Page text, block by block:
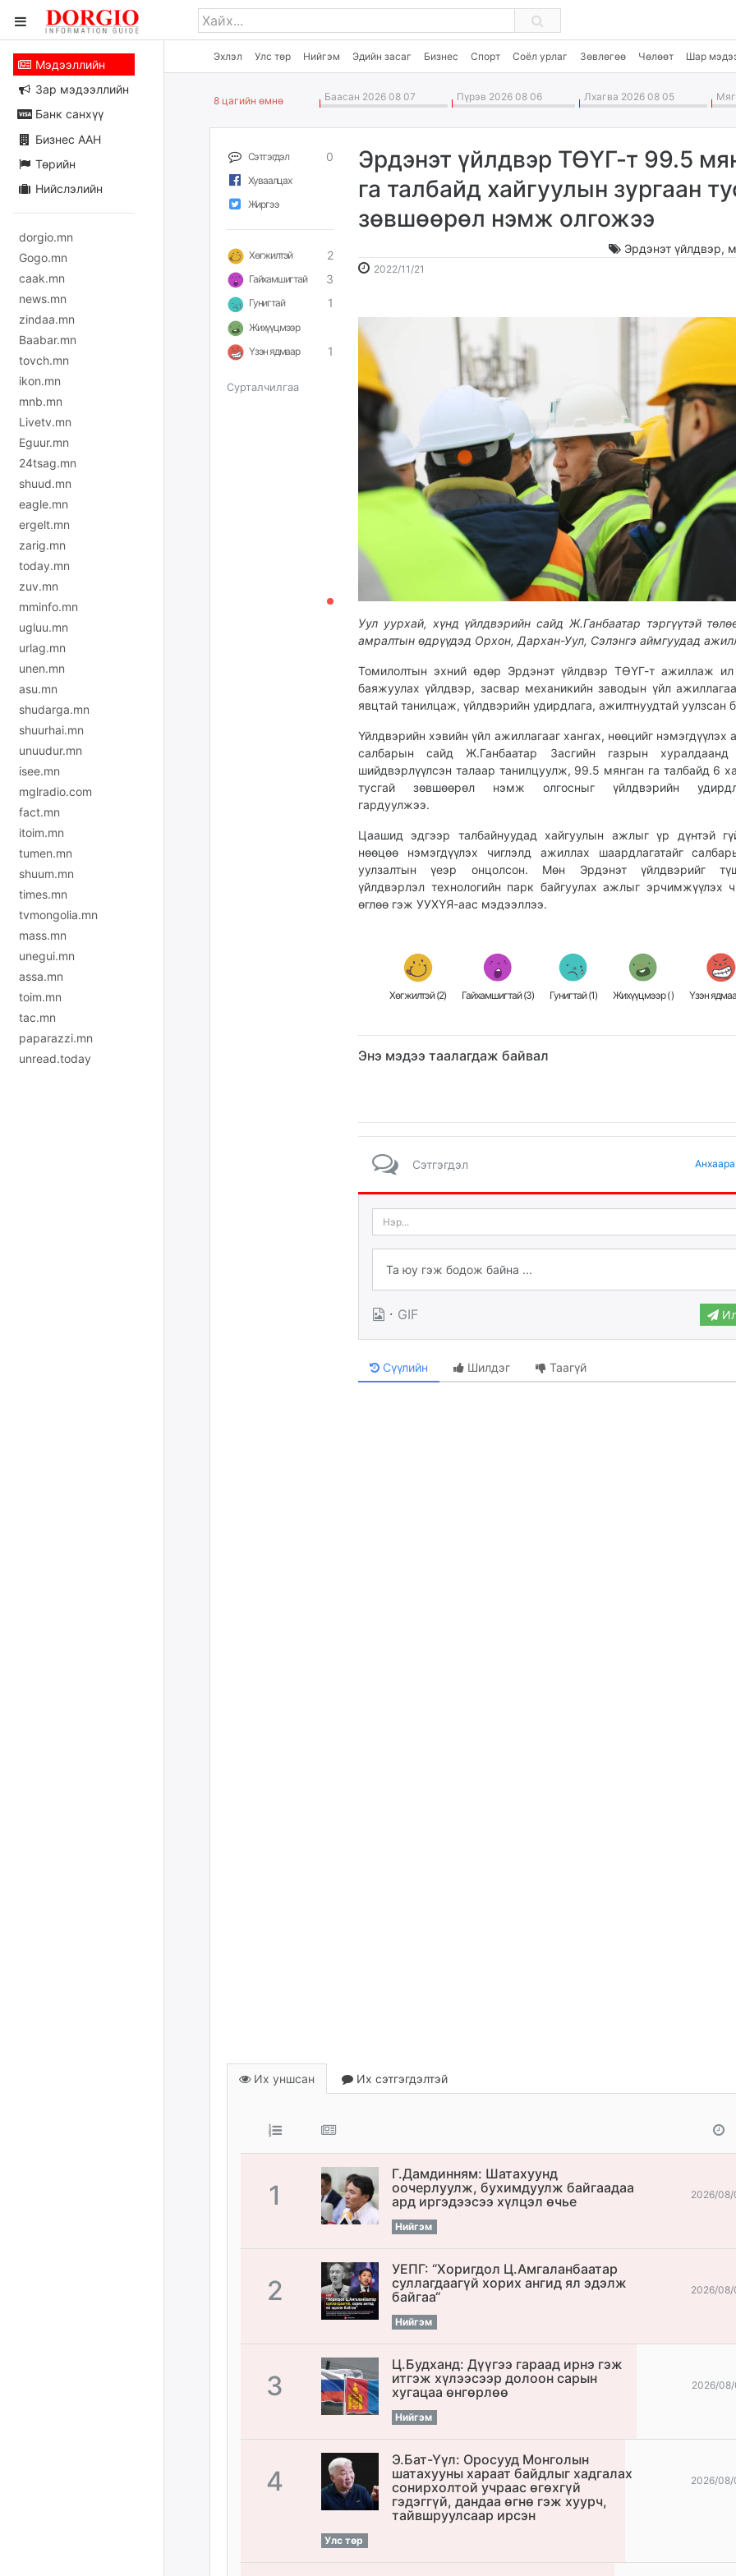
Эхлэл Улс төр Нийгэм Эдийн засаг Бизнес Спорт Соёл урлаг Зөвлөгөө Чөлөөт Шар
Мэдээллийн
Зар мэдээллийн
Банк санхүү
Бизнес ААН
Төрийн
Нийслэлийн
dorgio.mn
Gogo.mn
caak.mn
news.mn
zindaa.mn
Baabar.mn
tovch.mn
ikon.mn
mnb.mn
Livetv.mn
Eguur.mn
24tsag.mn
shuud.mn
eagle.mn
ergelt.mn
zarig.mn
today.mn
zuv.mn
mminfo.mn
ugluu.mn
urlag.mn
unen.mn
asu.mn
shudarga.mn
shuurhai.mn
unuudur.mn
isee.mn
mglradio.com
fact.mn
itoim.mn
tumen.mn
shuum.mn
times.mn
tvmongolia.mn
mass.mn
unegui.mn
assa.mn
toim.mn
tac.mn
paparazzi.mn
unread.today
8 цагийн өмнө Баасан 2026 08 07 Пүрэв 2026 08 06 Лхагва 2026 08 05
Сэтгэгдэл 0
Хуваалцах
Жиргээ
Хөгжилтэй 2
Гайхамшигтай 3
Гунигтай 1
Жихүүцмээр
Үзэн ядмаар
1
Сурталчилгаа
Эрдэнэт үйлдвэр ТӨҮГ-т 99.5
га талбайд хайгуулын зургаан
зөвшөөрөл нэмж олгожээ
Эрдэнэт үйлдвэр,
2022/11/21
11:28:06
19:28:14
Уул уурхай, хүнд үйлдвэрийн сайд Ж.Ганбаатар тэргүүтэй
амралтын өдрүүдэд Орхон, Дархан-Уул, Сэлэнгэ аймгуудад
Томилолтын эхний өдөр Эрдэнэт үйлдвэр ТӨҮГ-т ажиллаж ил
баяжуулах үйлдвэр, засвар механикийн заводын үйл
явцтай танилцаж, үйлдвэрийн удирдлага, ажилтнуудтай уулзсан
Үйлдвэрийн хэвийн үйл ажиллагааг хангах, нөөцийг нэмэгдүүлэх
салбарын сайд Ж.Ганбаатар Засгийн газрын хуралдаанд
шийдвэрлүүлсэн талаар танилцуулж, 99.5 мянган га талбайд 6
тусгай зөвшөөрөл нэмж олгосныг үйлдвэрийн
гардуулжээ.
Цаашид эдгээр талбайнуудад хайгуулын ажлыг үр дүнтэй
нөөцөө нэмэгдүүлэх чиглэлд ажиллах шаардлагатайг
уулзалтын үеэр онцолсон. Мөн Эрдэнэт үйлдвэрийг
үйлдвэрлэл технологийн парк байгуулах ажлыг эрчимжүүлэх
өглөө гэж УУХҮЯ-аас мэдээллээ.
Хөгжилтэй (2) Гайхамшигтай (3) Гунигтай (1) Жихүүцмээр () Үзэн
Энэ мэдээ таалагдаж байвал
Сэтгэгдэл
· GIF
Сүүлийн Шилдэг Таагүй
Их уншсан Их сэтгэгдэлтэй
1
Г.Дамдинням: Шатахуунд
оочерлуулж, бухимдуулж байгаадаа
ард иргэдээсээ хүлцэл өчье
Нийгэм
2026/08/
2
УЕПГ: “Хоригдол Ц.Амгаланбаатар
cуллагдаагүй хорих ангид ял эдэлж
байгаа“
Нийгэм
2026/08/
3
Ц.Будханд: Дүүгээ гараад ирнэ гэж
итгэж хүлээсээр долоон сарын
хугацаа өнгөрлөө
Нийгэм
2026/
4
Э.Бат-Үүл: Оросууд Монголын
шатахууны хараат байдлыг хадгалах
сонирхолтой учраас өгөхгүй
гэдэггүй, дандаа өгнө гэж хуурч,
тайвшруулсаар ирсэн
Улс төр
2026/08/